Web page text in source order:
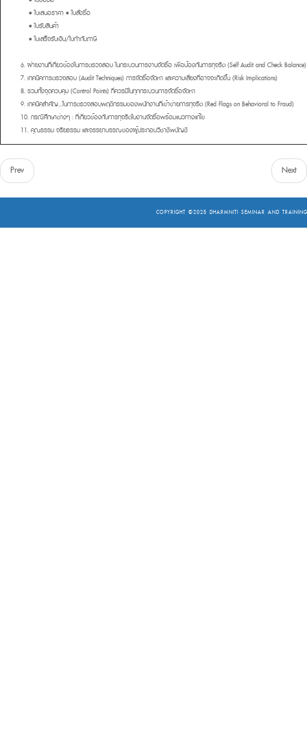
• ใบเสนอราคา • ใบสั่งซื้อ
• ใบรับสินค้า
• ใบเสร็จรับเงิน/ใบกำกับภาษี
6. ฝ่ายงานที่เกี่ยวข้องในการตรวจสอบ ในกระบวนการงานจัดซื้อ เพื่อป้องกันการทุจริต (Self Audit and Check Balance)
7. เทคนิคการตรวจสอบ (Audit Techniques) การจัดซื้อจัดหา และความเสี่ยงที่อาจจะเกิดขึ้น (Risk Implications)
8. รวมทั้งจุดควบคุม (Control Points) ที่ควรมีในทุกกระบวนการจัดซื้อจัดหา
9. เทคนิคสำคัญ...ในการตรวจสอบพฤติกรรมของพนักงานที่เข้าข่ายการทุจริต (Red Flags on Behavioral to Fraud)
10. กรณีศึกษาต่างๆ : ที่เกี่ยวข้องกับการทุจริตในงานจัดซื้อพร้อมแนวทางแก้ไข
11. คุณธรรม จริยธรรม และจรรยาบรรณของผู้ประกอบวิชาชีพบัญชี
Prev Next
COPYRIGHT ©2025 DHARMNITI SEMINAR AND